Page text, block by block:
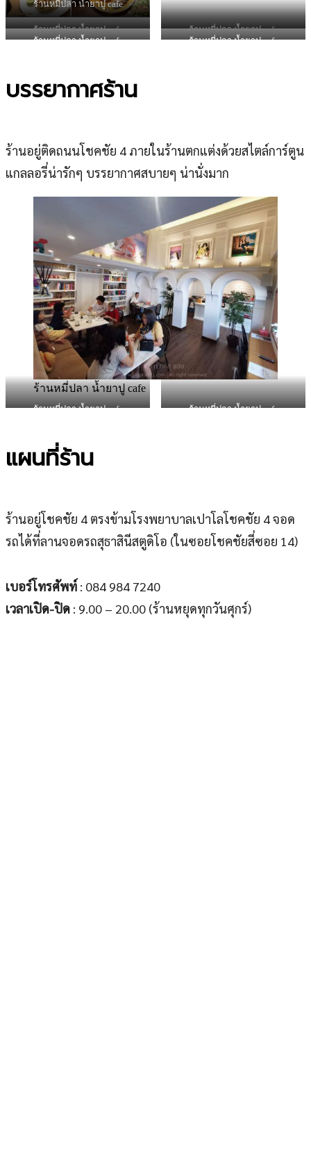
ร้านหมี่ปลา น้ำยาปู cafe
ร้านหมี่ปลา น้ำยาปู cafe
ร้านหมี่ปลา น้ำยาปู cafe
ร้านหมี่ปลา น้ำยาปู cafe
ร้านหมี่ปลา น้ำยาปู cafe
บรรยากาศร้าน
ร้านอยู่ติดถนนโชคชัย 4 ภายในร้านตกแต่งด้วยสไตล์การ์ตูน
แกลลอรี่น่ารักๆ บรรยากาศสบายๆ น่านั่งมาก
ร้านหมี่ปลา น้ำยาปู cafe
ร้านหมี่ปลา น้ำยาปู cafe ร้านหมี่ปลา น้ำยาปู cafe
แผนที่ร้าน
ร้านอยู่โชคชัย 4 ตรงข้ามโรงพยาบาลเปาโลโชคชัย 4 จอด
รถได้ที่ลานจอดรถสุธาสินีสตูดิโอ (ในซอยโชคชัยสี่ซอย​ 14​)
เบอร์โทรศัพท์ : 084 984 7240
เวลาเปิด-ปิด : 9.00 – 20.00 (ร้านหยุดทุกวันศุกร์)